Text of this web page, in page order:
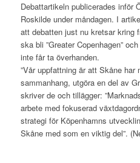
Debattartikeln publicerades inför
Roskilde under måndagen. I
att debatten just nu kretsar kring
ska bli ”Greater Copenhagen”
inte får ta överhanden.
”Vår uppfattning är att Skåne
sammanhang, utgöra en del av
skriver de och tillägger:
arbete med fokuserad
strategi för Köpenhamns
Skåne med som en viktig del”.